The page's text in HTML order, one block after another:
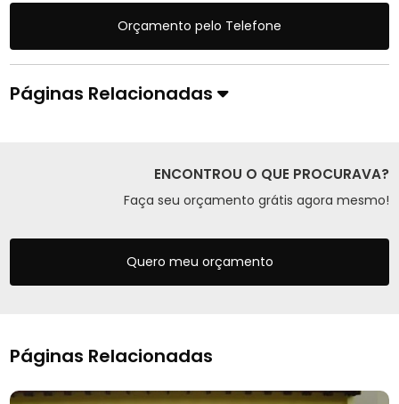
Orçamento pelo Telefone
Páginas Relacionadas
ENCONTROU O QUE PROCURAVA?
Faça seu orçamento grátis agora mesmo!
Quero meu orçamento
Páginas Relacionadas